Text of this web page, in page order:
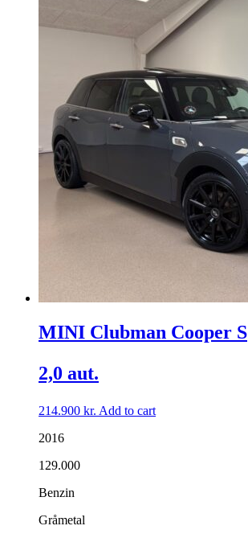
MINI Clubman Cooper S
2,0 aut.
214.900 kr. Add to cart
2016
129.000
Benzin
Gråmetal